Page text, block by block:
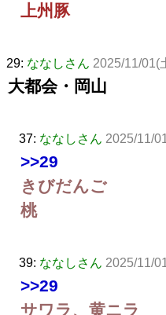
上州豚
29: ななしさん 2025/11/01(
大都会・岡山
37: ななしさん 2025/11/
>>29
きびだんご
桃
39: ななしさん 2025/11/
>>29
サワラ、黄ニラ